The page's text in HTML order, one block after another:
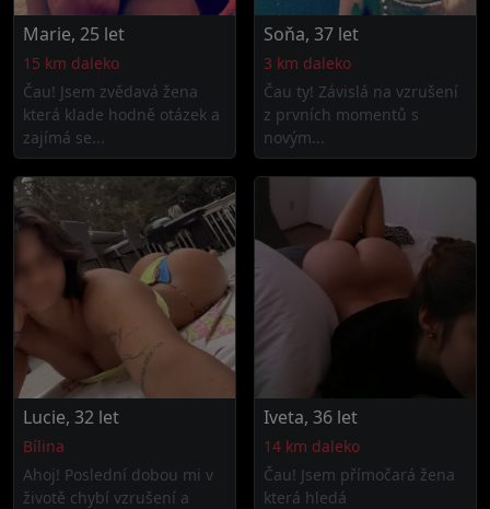
Marie, 25 let
15 km daleko
Čau! Jsem zvědavá žena
která klade hodně otázek a
zajímá se...
Soňa, 37 let
3 km daleko
Čau ty! Závislá na vzrušení
z prvních momentů s
novým...
Lucie, 32 let
Bílina
Ahoj! Poslední dobou mi v
životě chybí vzrušení a
Iveta, 36 let
14 km daleko
Čau! Jsem přímočará žena
která hledá